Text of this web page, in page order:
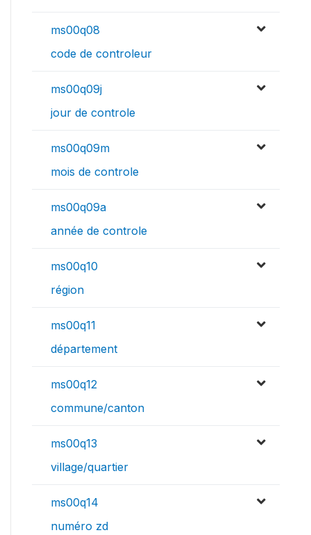
ms00q08
code de controleur
ms00q09j
jour de controle
ms00q09m
mois de controle
ms00q09a
année de controle
ms00q10
région
ms00q11
département
ms00q12
commune/canton
ms00q13
village/quartier
ms00q14
numéro zd